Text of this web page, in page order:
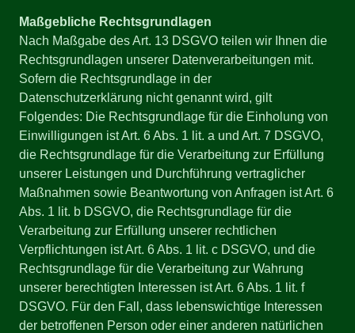
Maßgebliche Rechtsgrundlagen
Nach Maßgabe des Art. 13 DSGVO teilen wir Ihnen die
Rechtsgrundlagen unserer Datenverarbeitungen mit.
Sofern die Rechtsgrundlage in der
Datenschutzerklärung nicht genannt wird, gilt
Folgendes: Die Rechtsgrundlage für die Einholung von
Einwilligungen ist Art. 6 Abs. 1 lit. a und Art. 7 DSGVO,
die Rechtsgrundlage für die Verarbeitung zur Erfüllung
unserer Leistungen und Durchführung vertraglicher
Maßnahmen sowie Beantwortung von Anfragen ist Art. 6
Abs. 1 lit. b DSGVO, die Rechtsgrundlage für die
Verarbeitung zur Erfüllung unserer rechtlichen
Verpflichtungen ist Art. 6 Abs. 1 lit. c DSGVO, und die
Rechtsgrundlage für die Verarbeitung zur Wahrung
unserer berechtigten Interessen ist Art. 6 Abs. 1 lit. f
DSGVO. Für den Fall, dass lebenswichtige Interessen
der betroffenen Person oder einer anderen natürlichen